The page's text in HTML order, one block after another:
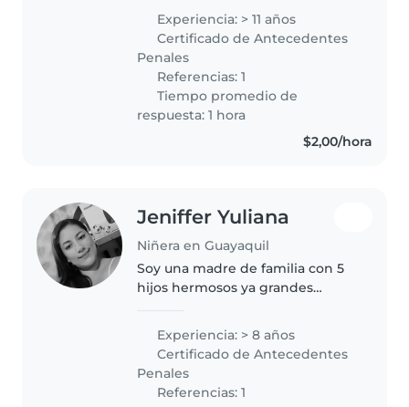
niños. me gusta crear un
ambiente seguro y divertido
donde puedan aprender y
sentirse comodos. Tengo..
Experiencia: > 11 años
Certificado de Antecedentes
Penales
Referencias: 1
Tiempo promedio de
respuesta: 1 hora
$2,00/hora
Jeniffer Yuliana
Niñera en Guayaquil
Soy una madre de familia con 5
hijos hermosos ya grandes
cuidado y en el aseo y tengo
mucho amor y paciencia para
darles a..
Experiencia: > 8 años
Certificado de Antecedentes
Penales
Referencias: 1